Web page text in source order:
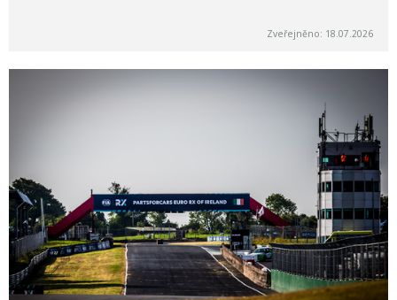
Zveřejněno: 18.07.2026